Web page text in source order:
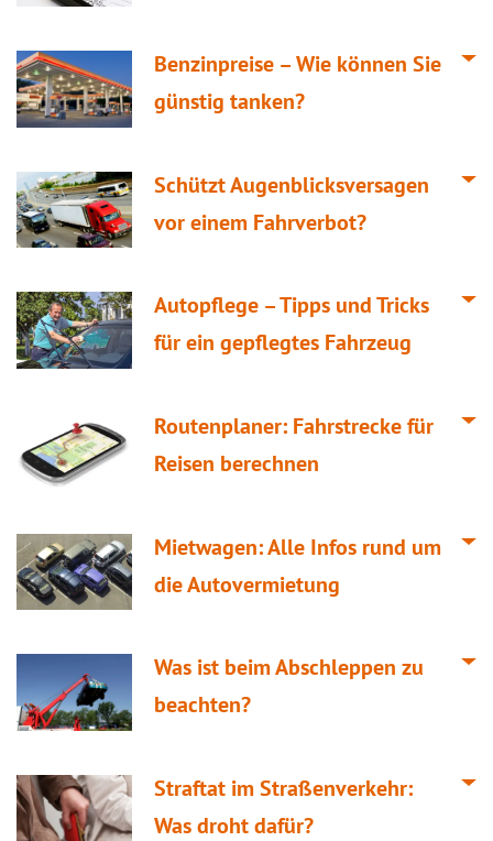
Benzinpreise – Wie können Sie
günstig tanken?
Schützt Augenblicksversagen
vor einem Fahrverbot?
Autopflege – Tipps und Tricks
für ein gepflegtes Fahrzeug
Routenplaner: Fahrstrecke für
Reisen berechnen
Mietwagen: Alle Infos rund um
die Autovermietung
Was ist beim Abschleppen zu
beachten?
Straftat im Straßenverkehr:
Was droht dafür?